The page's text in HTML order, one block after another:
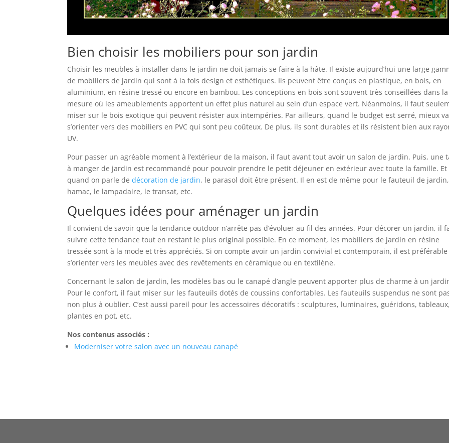
Bien choisir les mobiliers pour son jardin
Choisir les meubles à installer dans le jardin ne doit jamais se faire à la hâte. Il existe aujourd’hui une large
de mobiliers de jardin qui sont à la fois design et esthétiques. Ils peuvent être conçus en plastique, en bois, en
aluminium, en résine tressé ou encore en bambou. Les conceptions en bois sont souvent très conseillées dans la
mesure où les ameublements apportent un effet plus naturel au sein d’un espace vert. Néanmoins, il faut
miser sur le bois exotique qui peuvent résister aux intempéries. Par ailleurs, quand le budget est serré, mieux
s’orienter vers des mobiliers en PVC qui sont peu coûteux. De plus, ils sont durables et ils résistent bien aux
UV.
Pour passer un agréable moment à l’extérieur de la maison, il faut avant tout avoir un salon de jardin. Puis, une
à manger de jardin est recommandé pour pouvoir prendre le petit déjeuner en extérieur avec toute la famille. Et
quand on parle dedécoration de jardin, le parasol doit être présent. Il en est de même pour le fauteuil de
hamac, le lampadaire, le transat, etc.
Quelques idées pour aménager un jardin
Il convient de savoir que la tendance outdoor n’arrête pas d’évoluer au fil des années. Pour décorer un jardin, il
suivre cette tendance tout en restant le plus original possible. En ce moment, les mobiliers de jardin en résine
tressée sont à la mode et très appréciés. Si on compte avoir un jardin convivial et contemporain, il est préférable
s’orienter vers les meubles avec des revêtements en céramique ou en textilène.
Concernant le salon de jardin, les modèles bas ou le canapé d’angle peuvent apporter plus de charme à un
Pour le confort, il faut miser sur les fauteuils dotés de coussins confortables. Les fauteuils suspendus ne sont
non plus à oublier. C’est aussi pareil pour les accessoires décoratifs : sculptures, luminaires, guéridons, tableaux,
plantes en pot, etc.
Nos contenus associés :
Moderniser votre salon avec un nouveau canapé